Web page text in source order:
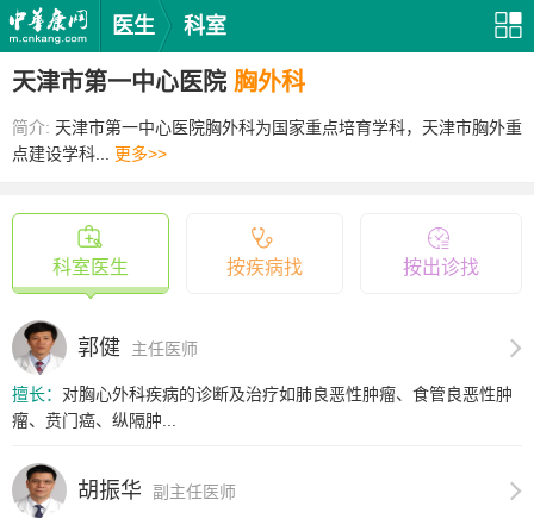
医生 科室
天津市第一中心医院 胸外科
简介: 天津市第一中心医院胸外科为国家重点培育学科，天津市胸外重
点建设学科... 更多>>
科室医生 按疾病找 按出诊找
郭健 主任医师
擅长： 对胸心外科疾病的诊断及治疗如肺良恶性肿瘤、食管良恶性肿
瘤、贲门癌、纵隔肿...
胡振华 副主任医师